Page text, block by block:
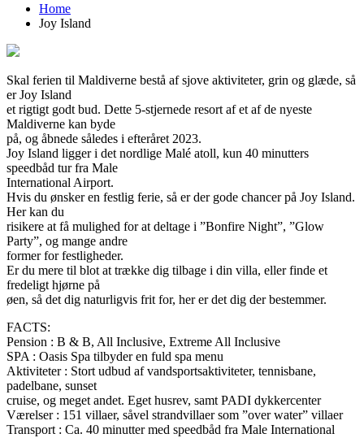
Home
Joy Island
Skal ferien til Maldiverne bestå af sjove aktiviteter, grin og glæde, så
er Joy Island
et rigtigt godt bud. Dette 5-stjernede resort af et af de nyeste
Maldiverne kan byde
på, og åbnede således i efteråret 2023.
Joy Island ligger i det nordlige Malé atoll, kun 40 minutters
speedbåd tur fra Male
International Airport.
Hvis du ønsker en festlig ferie, så er der gode chancer på Joy Island.
Her kan du
risikere at få mulighed for at deltage i ”Bonfire Night”, ”Glow
Party”, og mange andre
former for festligheder.
Er du mere til blot at trække dig tilbage i din villa, eller finde et
fredeligt hjørne på
øen, så det dig naturligvis frit for, her er det dig der bestemmer.
FACTS:
Pension : B & B, All Inclusive, Extreme All Inclusive
SPA : Oasis Spa tilbyder en fuld spa menu
Aktiviteter : Stort udbud af vandsportsaktiviteter, tennisbane,
padelbane, sunset
cruise, og meget andet. Eget husrev, samt PADI dykkercenter
Værelser : 151 villaer, såvel strandvillaer som ”over water” villaer
Transport : Ca. 40 minutter med speedbåd fra Male International